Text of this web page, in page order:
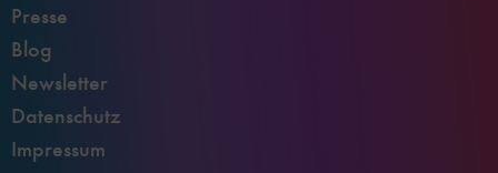
Presse
Blog
Newsletter
Datenschutz
Impressum